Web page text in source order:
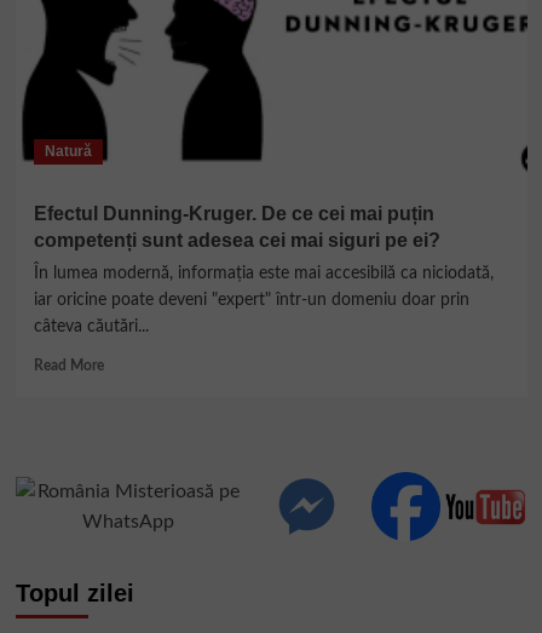
Natură
Efectul Dunning-Kruger. De ce cei mai puțin
competenți sunt adesea cei mai siguri pe ei?
În lumea modernă, informația este mai accesibilă ca niciodată,
iar oricine poate deveni "expert" într-un domeniu doar prin
câteva căutări...
Read MoreRead
De
ce
puțin
Topul zilei